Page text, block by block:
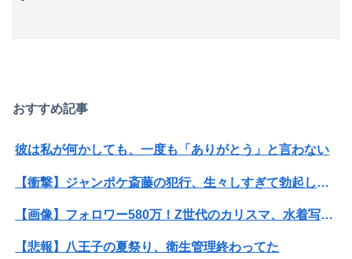
おすすめ記事
彼は私が何かしても、一度も「ありがとう」と言わない
【衝撃】ジャンポケ斎藤の犯行、生々しすぎて勃起してしまうレベルｗｗｗｗｗ
【画像】フォロワー580万！Z世代のカリスマ、水着写真集の発売決定wwwwwさくら、沖縄を舞台にカワイイが爆発！！！
【悲報】八王子の夏祭り、衛生管理終わってた